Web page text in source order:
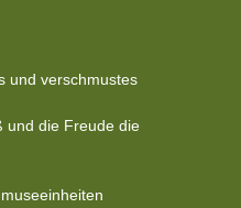
und verschmustes
und die Freude die